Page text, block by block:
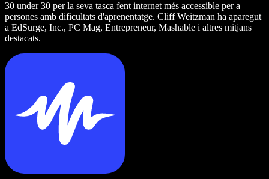
30 under 30 per la seva tasca fent internet més accessible per a
persones amb dificultats d'aprenentatge. Cliff Weitzman ha aparegut
a EdSurge, Inc., PC Mag, Entrepreneur, Mashable i altres mitjans
destacats.